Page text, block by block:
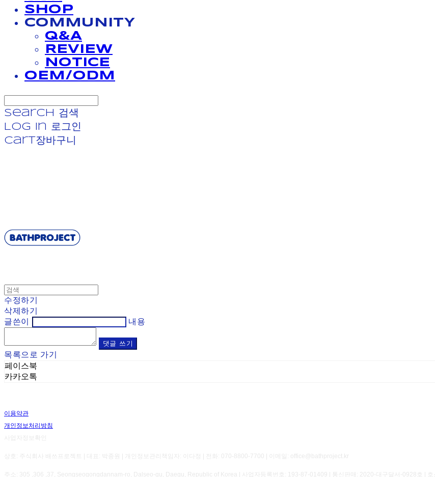
SHOP
COMMUNITY
Q&A
REVIEW
NOTICE
OEM/ODM
Search
검색
Log In
로그인
Cart장바구니
수정하기
삭제하기
글쓴이
내용
댓글 쓰기
목록으로 가기
페이스북
카카오톡
이용약관
개인정보처리방침
사업자정보확인
상호: 주식회사 배쓰프로젝트 | 대표: 박종원 | 개인정보관리책임자: 이다정 | 전화: 070-8800-7700 | 이메일: office@bathproject.kr
주소: 305 ,306 ,37, Seongseogongdannam-ro, Dalseo-gu, Daegu, Republic of Korea | 사업자등록번호: 193-87-01409 2020-대구달서-0928호 |